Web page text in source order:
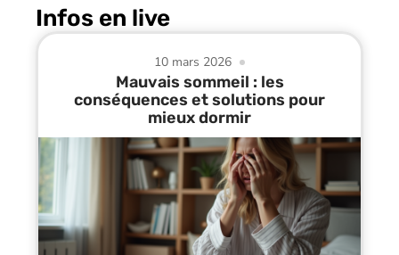
Infos en live
10 mars 2026
Mauvais sommeil : les
conséquences et solutions pour
mieux dormir